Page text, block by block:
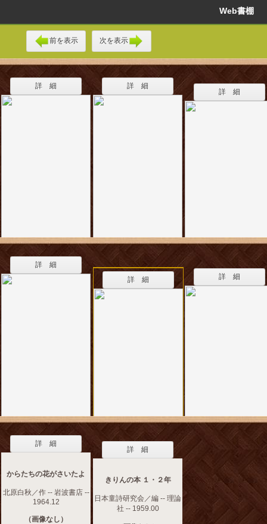
Web書棚
前を表示 次を表示
詳 細 詳 細
詳 細
詳 細
詳 細
詳 細
詳 細
からたちの花がさいたよ
北原白秋／作 -- 岩波書店 --
1964.12
（画像なし）
詳 細
きりんの本 １・２年
日本童詩研究会／編 -- 理論
社 -- 1959.00